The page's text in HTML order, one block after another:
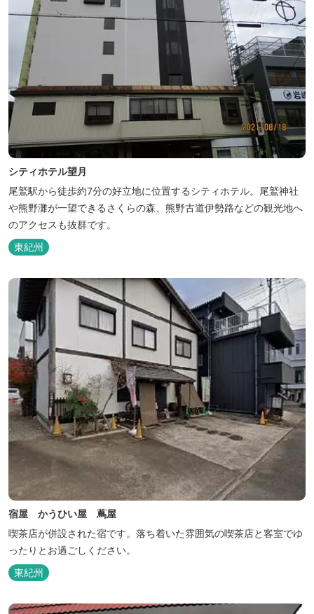
シティホテル望月
尾鷲駅から徒歩約7分の好立地に位置するシティホテル。尾鷲神社
や熊野灘が一望できるさくらの森、熊野古道伊勢路などの観光地へ
のアクセスも抜群です。
東紀州
宿屋 かうひい屋 蔦屋
喫茶店が併設された宿です。落ち着いた雰囲気の喫茶店と客室でゆ
ったりとお過ごしください。
東紀州